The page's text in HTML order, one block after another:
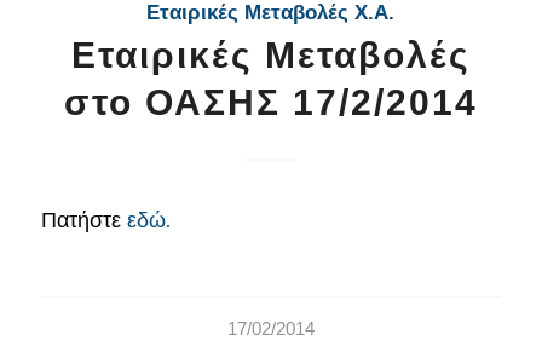
Εταιρικές Μεταβολές Χ.Α.
Εταιρικές Μεταβολές
στο ΟΑΣΗΣ 17/2/2014
Πατήστε εδώ.
17/02/2014